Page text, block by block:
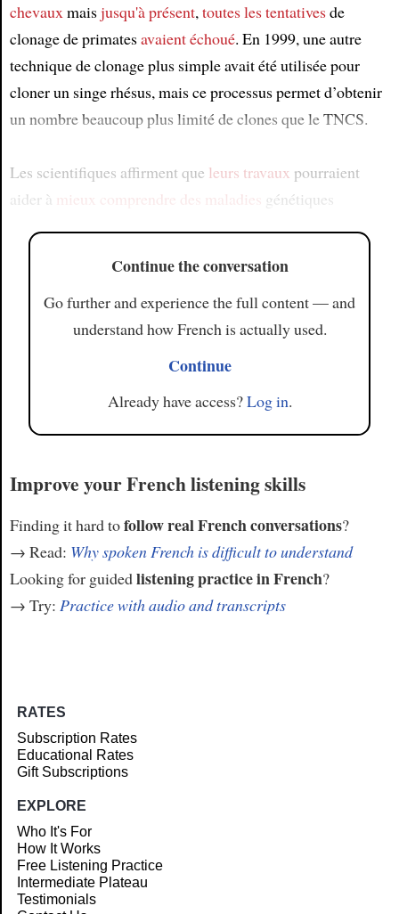
chevauxmaisjusqu'à présent,toutes les tentativesde
clonage de primatesavaient échoué. En 1999, une autre
technique de clonage plus simple avait été utilisée pour
cloner un singe rhésus, mais ce processus permet d’obtenir
un nombre beaucoup plus limité de clones que le TNCS.
Les scientifiques affirment que leurs travaux pourraient
aider à mieux comprendre des maladies génétiques
Continue the conversation
Go further and experience the full content — and
understand how French is actually used.
Continue
Already have access?Log in.
Improve your French listening skills
Finding it hard tofollow real French conversations?
→ Read: Why spoken French is difficult to understand
Looking for guidedlistening practice in French?
→ Try: Practice with audio and transcripts
RATES
Subscription Rates
Educational Rates
Gift Subscriptions
EXPLORE
Who It's For
How It Works
Free Listening Practice
Intermediate Plateau
Testimonials